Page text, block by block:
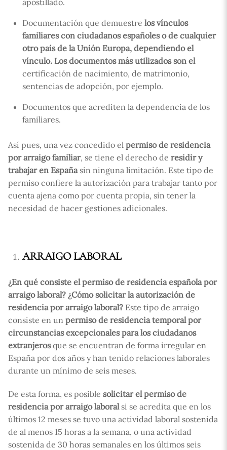
apostillado.
Documentación que demuestrelos vínculos
familiares con ciudadanos españoles o de cualquier
otro país de la Unión Europa, dependiendo el
vínculo. Los documentos más utilizados son el
certificación de nacimiento, de matrimonio,
sentencias de adopción, por ejemplo.
Documentos que acrediten la dependencia de los
familiares.
Así pues, una vez concedido el permiso de residencia
por arraigo familiar, se tiene el derecho de residir y
trabajar en España sin ninguna limitación. Este tipo de
permiso confiere la autorización para trabajar tanto por
cuenta ajena como por cuenta propia, sin tener la
necesidad de hacer gestiones adicionales.
ARRAIGO LABORAL
¿En qué consiste el permiso de residencia española por
arraigo laboral? ¿Cómo solicitar la autorización de
residencia por arraigo laboral? Este tipo de arraigo
consiste en un permiso de residencia temporal por
circunstancias excepcionales para los ciudadanos
extranjerosque se encuentran de forma irregular en
España por dos años y han tenido relaciones laborales
durante un mínimo de seis meses.
De esta forma, es posible solicitar el permiso de
residencia por arraigo laboral si se acredita que en los
últimos 12 meses se tuvo una actividad laboral sostenida
de al menos 15 horas a la semana, o una actividad
sostenida de 30 horas semanales en los últimos seis